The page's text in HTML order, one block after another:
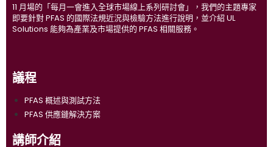
11 月場的「每月一會進入全球市場線上系列研討會」，我們的主題專家
即要針對 PFAS 的國際法規近況與檢驗方法進行說明，並介紹 UL
Solutions 能夠為產業及市場提供的 PFAS 相關服務。
議程
PFAS 概述與測試方法
PFAS 供應鏈解決方案
講師介紹